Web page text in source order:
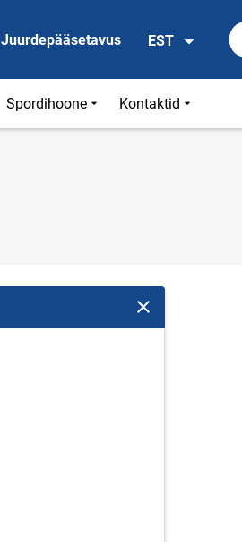
Juurdepääsetavus EST
Spordihoone Kontaktid
Sulge modaalaken